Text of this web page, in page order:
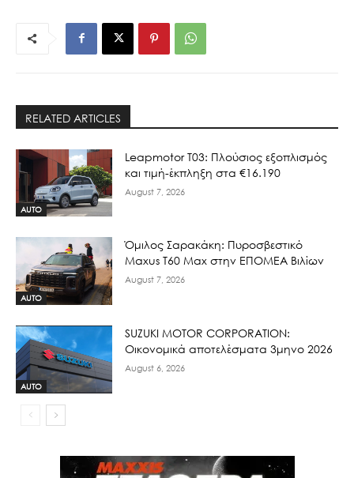
RELATED ARTICLES
AUTO
Leapmotor T03: Πλούσιος εξοπλισμός
και τιμή-έκπληξη στα €16.190
August 7, 2026
AUTO
Όμιλος Σαρακάκη: Πυροσβεστικό
Maxus T60 Max στην ΕΠΟΜΕΑ Βιλίων
August 7, 2026
AUTO
SUZUKI MOTOR CORPORATION:
Οικονομικά αποτελέσματα 3μηνο 2026
August 6, 2026